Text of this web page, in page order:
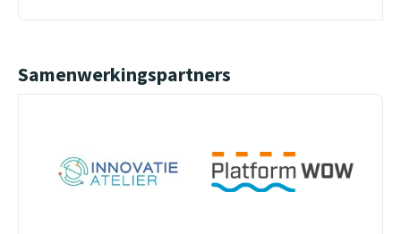
Samenwerkingspartners